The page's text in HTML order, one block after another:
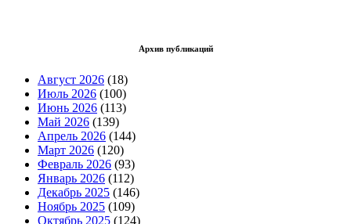
Архив публикаций
Август 2026 (18)
Июль 2026 (100)
Июнь 2026 (113)
Май 2026 (139)
Апрель 2026 (144)
Март 2026 (120)
Февраль 2026 (93)
Январь 2026 (112)
Декабрь 2025 (146)
Ноябрь 2025 (109)
Октябрь 2025 (124)